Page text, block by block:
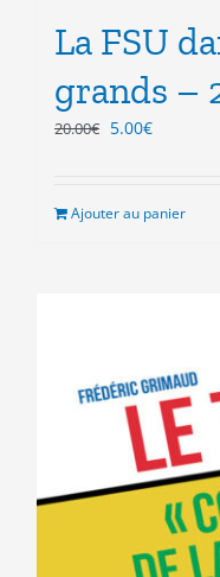
La FSU
grands –
20.00€ Le
5.00€Le
est :
Ajouter au panier